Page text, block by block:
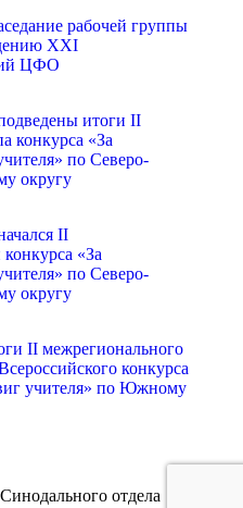
рабочей группы
XXI
ЦФО
итоги II
конкурса «За
по Северо-
округу
II
«За
по Северо-
округу
II межрегионального
конкурса
учителя» по Южному
отдела